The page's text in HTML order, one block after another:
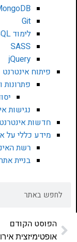
Git
לימוד MySQL
SASS
jQuery
פיתוח אינטרנט
פתרונות
נגישות
חדשות אינטרנט
מידע כללי על
רשת
בניית
הפוסט הקודם